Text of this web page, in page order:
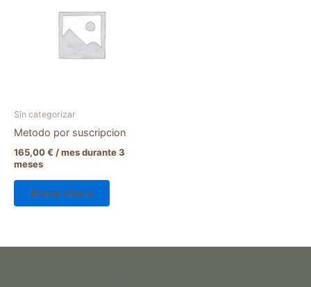
Sin categorizar
Metodo por suscripcion
165,00€ / mes durante 3
meses
Enviar Ahora